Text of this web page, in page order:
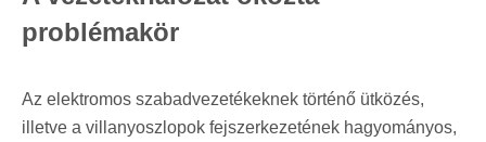
problémakör
Az elektromos szabadvezetékeknek történő ütközés,
illetve a villanyoszlopok fejszerkezetének hagyományos,